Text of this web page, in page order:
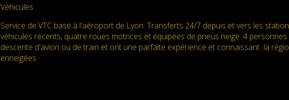
Véhicules
Service de VTC basé à l'aéroport de Lyon. Transferts 24/7 depuis et vers les
véhicules récents, quatre roues motrices et équipées de pneus neige: 4
descente d'avion ou de train et ont une parfaite expérience et connaissant la
enneigées.